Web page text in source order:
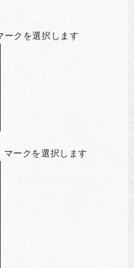
ークを選択します
マークを選択します